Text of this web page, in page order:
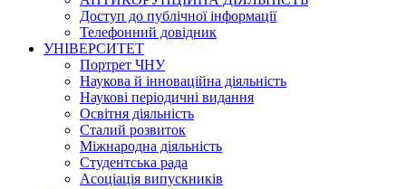
Доступ до публічної інформації
Телефонний довідник
УНІВЕРСИТЕТ
Портрет ЧНУ
Наукова й інноваційна діяльність
Наукові періодичні видання
Освітня діяльність
Сталий розвиток
Міжнародна діяльність
Студентська рада
Асоціація випускників